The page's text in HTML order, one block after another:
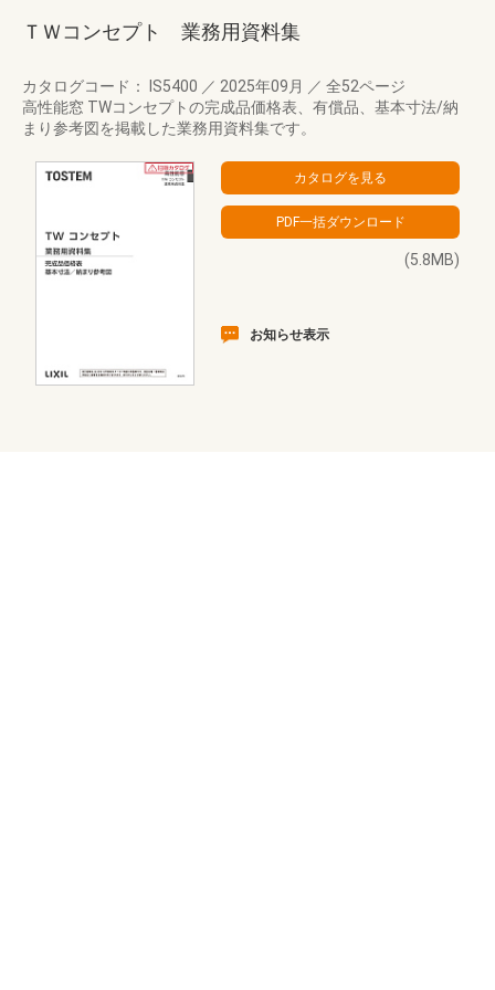
ＴＷコンセプト 業務用資料集
カタログコード： IS5400 ／ 2025年09月 ／ 全52ページ
高性能窓 TWコンセプトの完成品価格表、有償品、基本寸法/納
まり参考図を掲載した業務用資料集です。
(5.8MB)
お知らせ表示